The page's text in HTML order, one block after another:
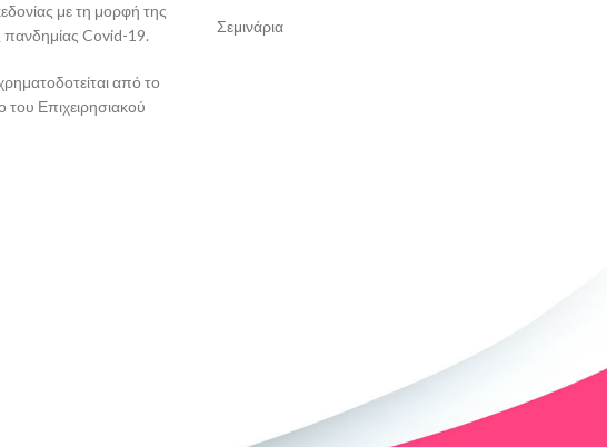
με τη μορφή της
πανδημίας Covid-19.
από το
Επιχειρησιακού
Σεμινάρια